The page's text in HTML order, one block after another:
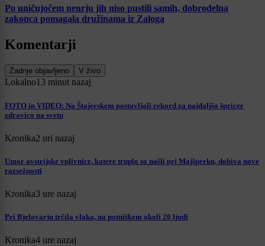
Po uničujočem neurju jih niso pustili samih, dobrodelna
zakonca pomagala družinama iz Zaloga
Komentarji
Zadnje objavljeno V živo
Lokalno13 minut nazaj
FOTO in VIDEO: Na Štajerskem postavljali rekord za najdaljšo špricer
zdravico na svetu
Kronika2 uri nazaj
Umor avstrijske vplivnice, katere truplo so našli pri Majšperku, dobiva nove
razsežnosti
Kronika3 ure nazaj
Pri Bjelovarju trčila vlaka, na potniškem okoli 20 ljudi
Kronika4 ure nazaj